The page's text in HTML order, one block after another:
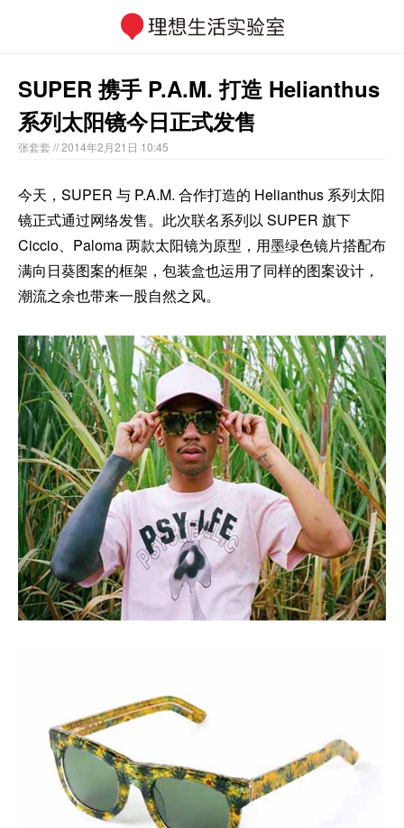
SUPER 携手 P.A.M. 打造 Helianthus
系列太阳镜今日正式发售
张套套 // 2014年2月21日 10:45
今天，SUPER 与 P.A.M. 合作打造的 Helianthus 系列太阳
镜正式通过网络发售。此次联名系列以 SUPER 旗下
Ciccio、Paloma 两款太阳镜为原型，用墨绿色镜片搭配布
满向日葵图案的框架，包装盒也运用了同样的图案设计，
潮流之余也带来一股自然之风。